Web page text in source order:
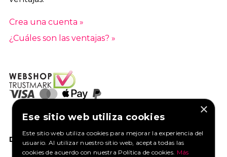
Crea una cuenta »
¿Cuáles son las ventajas? »
DANOS UN ME GUSTA EN FACEBOOK
×
Ese sitio web utiliza cookies
Este sitio web utiliza cookies para mejorar la experiencia del
usuario. Al utilizar nuestro sitio web, acepta todas las
cookies de acuerdo con nuestra Política de cookies. Más